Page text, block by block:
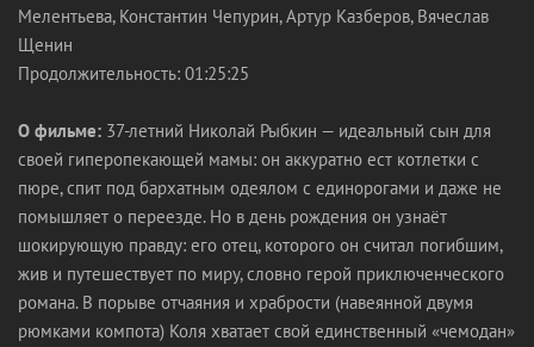
Мелентьева, Константин Чепурин, Артур Казберов, Вячеслав
Щенин
Продолжительность: 01:25:25
О фильме: 37-летний Николай Рыбкин — идеальный сын для
своей гиперопекающей мамы: он аккуратно ест котлетки с
пюре, спит под бархатным одеялом с единорогами и даже не
помышляет о переезде. Но в день рождения он узнаёт
шокирующую правду: его отец, которого он считал погибшим,
жив и путешествует по миру, словно герой приключенческого
романа. В порыве отчаяния и храбрости (навеянной двумя
рюмками компота) Коля хватает свой единственный «чемодан»